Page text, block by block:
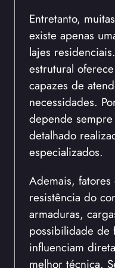
Entretanto,
existe apenas
lajes
estrutural
capazes de
necessidades.
depende
detalhado
especializados.
Ademais,
resistência do
armaduras,
possibilidade de
influenciam
melhor técnica.